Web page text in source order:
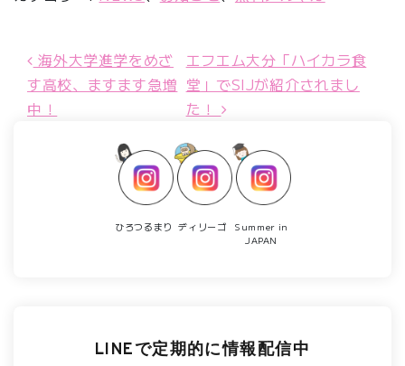
投稿ナビゲーション
海外大学進学をめざ
す高校、ますます急増
中！
エフエム大分「ハイカラ食
堂」でSIJが紹介されまし
た！
ひろつるまり ディリーゴ
Summer in
JAPAN
LINEで定期的に情報配信中